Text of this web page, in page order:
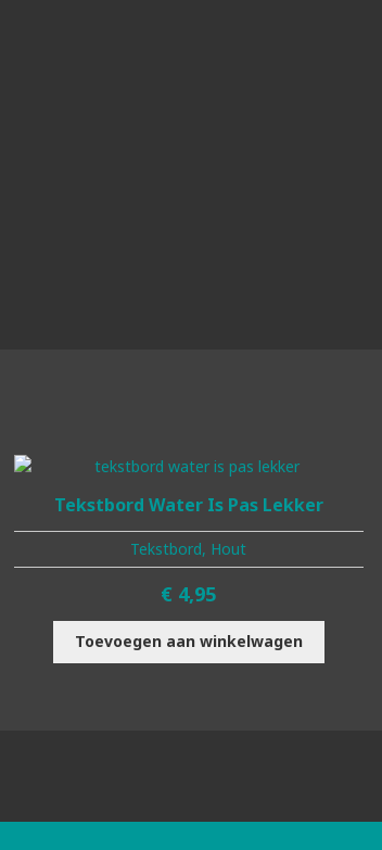
Tekstbord Water Is Pas Lekker
Tekstbord, Hout
€ 4,95
Toevoegen aan winkelwagen